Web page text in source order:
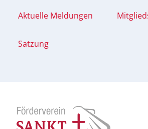
Aktuelle Meldungen
Satzung